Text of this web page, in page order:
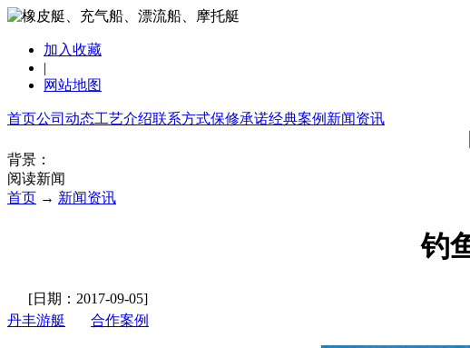
加入收藏
|
网站地图
首页公司动态工艺介绍联系方式保修承诺经典案例 新闻资讯
背景：
阅读新闻
首页 → 新闻资讯
钓
[日期：2017-09-05]
丹丰游艇
合作案例